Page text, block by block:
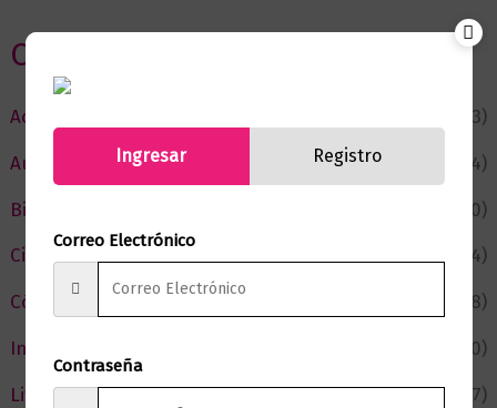
Categorias
Actualidad
(53)
Autor del Mes
(4)
Bienestar
(230)
Ciencia y Conocimiento
(74)
Cómic y Fantasía
(88)
Infantil y Juvenil
(210)
Literatura
(367)
Ingresar Registro
Correo Electrónico
Contraseña